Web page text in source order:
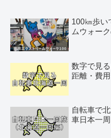
100㎞歩い
ムウォー
数字で見
距離・費
自転車で
車日本一